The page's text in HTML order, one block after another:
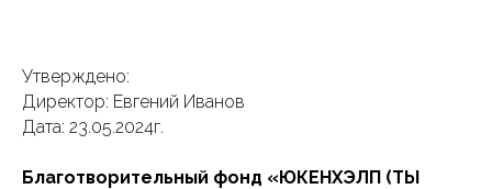
Утверждено:
Директор: Евгений Иванов
Дата: 23.05.2024г.
Благотворительный фонд «ЮКЕНХЭЛП (ТЫ